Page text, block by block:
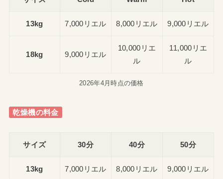
13kg 7,000リエル 8,000リエル 9,000リエル
18kg 9,000リエル
10,000リエ
ル
11,000リエ
ル
2026年4月時点の価格
乾燥機の料金
サイズ 30分 40分 50分
13kg 7,000リエル 8,000リエル 9,000リエル